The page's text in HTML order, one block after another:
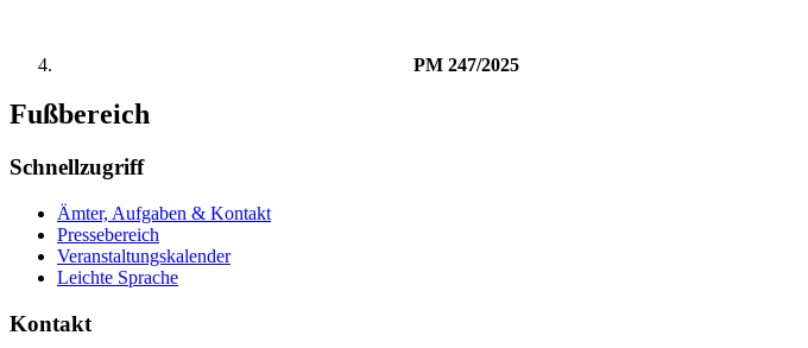
PM 247/2025
Fußbereich
Schnellzugriff
Ämter, Aufgaben & Kontakt
Pressebereich
Veranstaltungskalender
Leichte Sprache
Kontakt